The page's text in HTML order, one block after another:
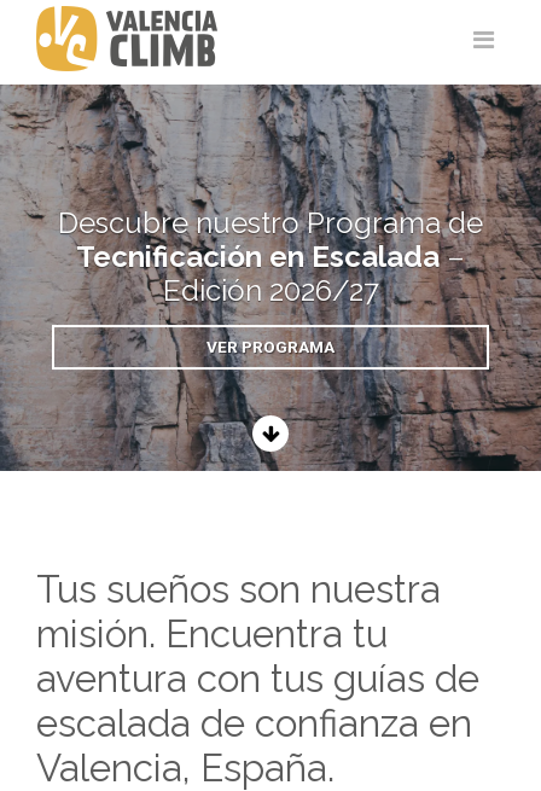
Descubre nuestro Programa de
Tecnificación en Escalada–
Edición 2026/27
VER PROGRAMA
Tus sueños son nuestra
misión. Encuentra tu
aventura con tus guías de
escalada de confianza en
Valencia, España.